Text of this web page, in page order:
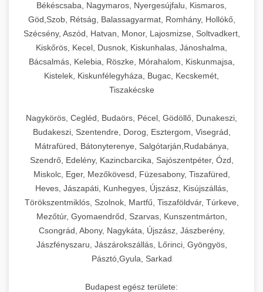
Békéscsaba, Nagymaros, Nyergesújfalu, Kismaros,
Göd,Szob, Rétság, Balassagyarmat, Romhány, Hollókő,
Szécsény, Aszód, Hatvan, Monor, Lajosmizse, Soltvadkert,
Kiskőrös, Kecel, Dusnok, Kiskunhalas, Jánoshalma,
Bácsalmás, Kelebia, Röszke, Mórahalom, Kiskunmajsa,
Kistelek, Kiskunfélegyháza, Bugac, Kecskemét,
Tiszakécske
Nagykörös, Cegléd, Budaörs, Pécel, Gödöllő, Dunakeszi,
Budakeszi, Szentendre, Dorog, Esztergom, Visegrád,
Mátrafüred, Bátonyterenye, Salgótarján,Rudabánya,
Szendrő, Edelény, Kazincbarcika, Sajószentpéter, Ózd,
Miskolc, Eger, Mezőkövesd, Füzesabony, Tiszafüred,
Heves, Jászapáti, Kunhegyes, Újszász, Kisújszállás,
Törökszentmiklós, Szolnok, Martfű, Tiszaföldvár, Túrkeve,
Mezőtúr, Gyomaendrőd, Szarvas, Kunszentmárton,
Csongrád, Abony, Nagykáta, Újszász, Jászberény,
Jászfényszaru, Jászárokszállás, Lőrinci, Gyöngyös,
Pásztó,Gyula, Sarkad
Budapest egész területe: